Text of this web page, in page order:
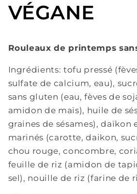
VÉGANE
Rouleaux de printemps
Ingrédients: tofu pressé
sulfate de calcium, eau),
sans gluten (eau, fèves de
amidon de maïs), huile de
graines de sésames), daïkon
marinés (carotte, daikon,
chou rouge, concombre,
feuille de riz (amidon de
sel), nouille de riz (farine de